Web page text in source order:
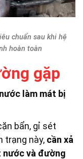
chuẩn sau khi hệ
hoàn toàn
gặp
làm mát bị
bẩn, gỉ sét
trạng này, cần xả
nước và đường